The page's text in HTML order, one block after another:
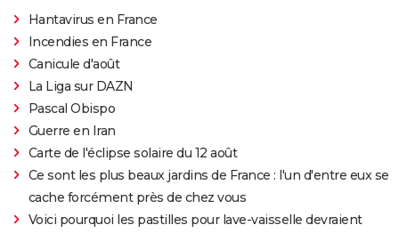
Hantavirus en France
Incendies en France
Canicule d'août
La Liga sur DAZN
Pascal Obispo
Guerre en Iran
Carte de l'éclipse solaire du 12 août
Ce sont les plus beaux jardins de France : l'un d'entre eux se
cache forcément près de chez vous
Voici pourquoi les pastilles pour lave-vaisselle devraient